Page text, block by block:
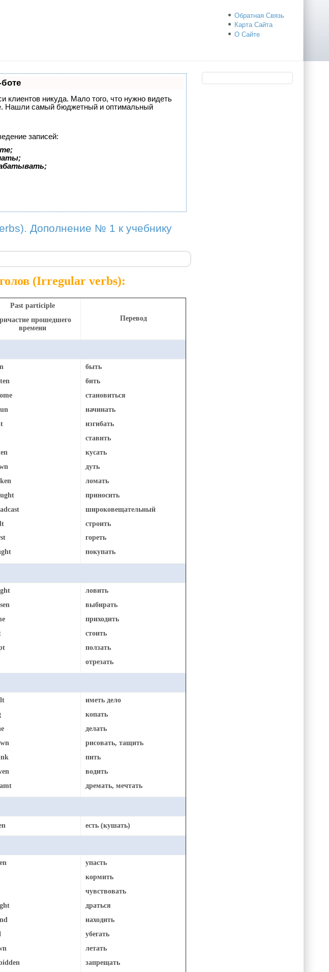
Обратная Связь
Карта Сайта
О Сайте
клиентов никуда. Мало того, что нужно видеть
Нашли самый бюджетный и оптимальный
записей:
Дополнение № 1 к учебнику
(Irregular verbs):
Past participle
прошедшего
времени
Перевод
быть
бить
становиться
начинать
изгибать
ставить
кусать
дуть
ломать
приносить
широковещательный
строить
гореть
покупать
ловить
выбирать
приходить
стоить
ползать
отрезать
иметь дело
копать
делать
рисовать, тащить
пить
водить
дремать, мечтать
есть (кушать)
упасть
кормить
чувствовать
драться
находить
убегать
летать
запрещать